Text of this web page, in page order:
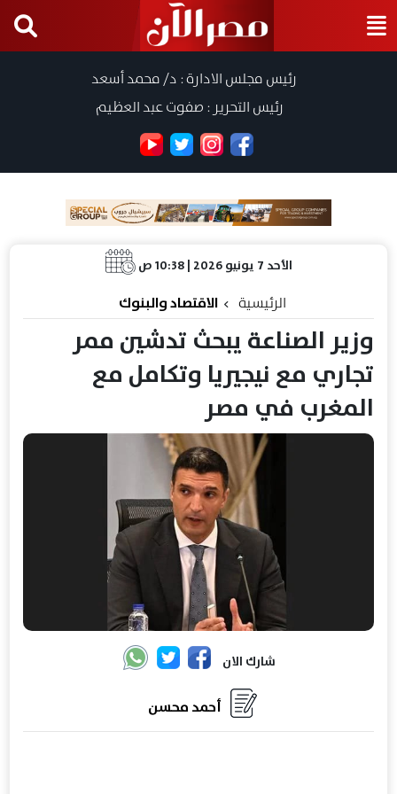
رئيس مجلس الادارة : د/ محمد أسعد
رئيس التحرير : صفوت عبد العظيم
الأحد 7 يونيو 2026 | 10:38 ص
الرئيسية الاقتصاد والبنوك
وزير الصناعة يبحث تدشين ممر
تجاري مع نيجيريا وتكامل مع
المغرب في مصر
شارك الان
أحمد محسن